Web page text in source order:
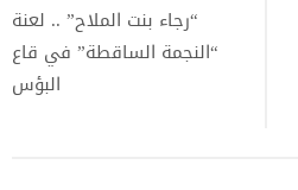
“رجاء بنت الملاح” .. لعنة
“النجمة الساقطة” في قاع
البؤس